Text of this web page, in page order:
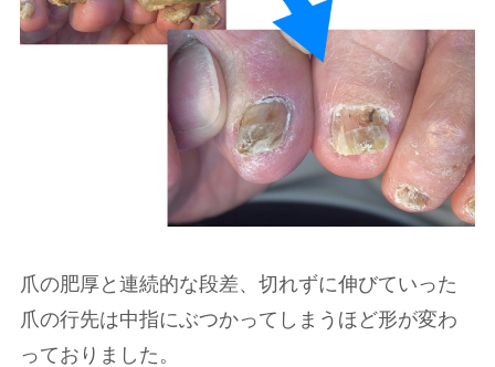
爪の肥厚と連続的な段差、切れずに伸びていった
爪の行先は中指にぶつかってしまうほど形が変わ
っておりました。